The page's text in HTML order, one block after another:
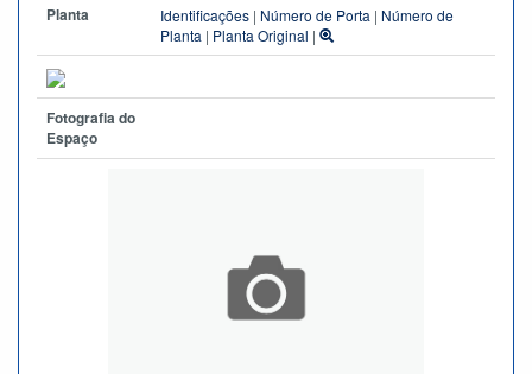
Planta
Identificações | Número de Porta | Número de
Planta | Planta Original |
Fotografia do
Espaço